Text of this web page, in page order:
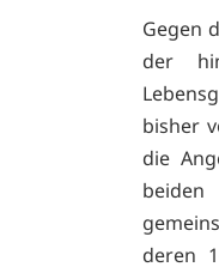
Gegen
der
bisher
die
deren